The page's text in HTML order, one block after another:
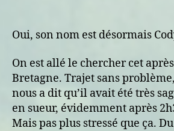
Oui, son nom est désormais
On est allé le chercher cet
Bretagne. Trajet sans
nous a dit qu’il avait été très
en sueur, évidemment après
Mais pas plus stressé que ça.